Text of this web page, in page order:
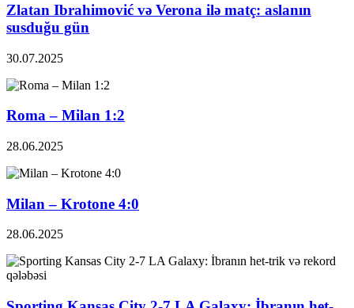
Zlatan Ibrahimović və Verona ilə matç: aslanın
susduğu gün
30.07.2025
Roma – Milan 1:2
28.06.2025
Milan – Krotone 4:0
28.06.2025